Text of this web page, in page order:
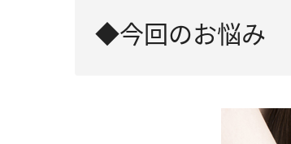
◆今回のお悩み